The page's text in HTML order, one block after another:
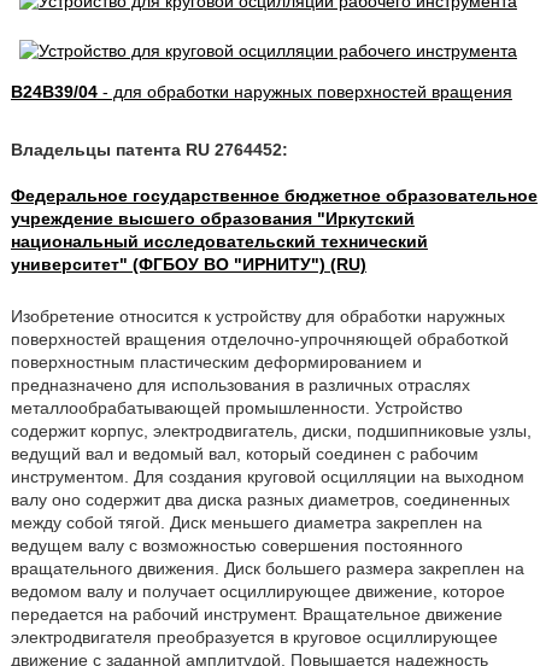
B24B39/04- для обработки наружных поверхностей вращения
Владельцы патента RU 2764452:
Федеральное государственное бюджетное образовательное
учреждение высшего образования "Иркутский
национальный исследовательский технический
университет" (ФГБОУ ВО "ИРНИТУ") (RU)
Изобретение относится к устройству для обработки наружных
поверхностей вращения отделочно-упрочняющей обработкой
поверхностным пластическим деформированием и
предназначено для использования в различных отраслях
металлообрабатывающей промышленности. Устройство
содержит корпус, электродвигатель, диски, подшипниковые узлы,
ведущий вал и ведомый вал, который соединен с рабочим
инструментом. Для создания круговой осцилляции на выходном
валу оно содержит два диска разных диаметров, соединенных
между собой тягой. Диск меньшего диаметра закреплен на
ведущем валу с возможностью совершения постоянного
вращательного движения. Диск большего размера закреплен на
ведомом валу и получает осциллирующее движение, которое
передается на рабочий инструмент. Вращательное движение
электродвигателя преобразуется в круговое осциллирующее
движение с заданной амплитудой. Повышается надежность